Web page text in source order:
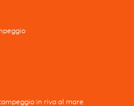
in riva al mare